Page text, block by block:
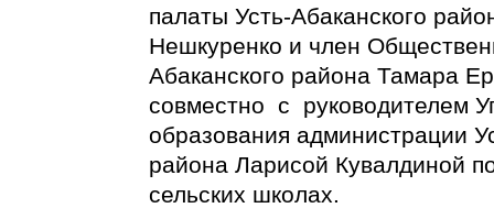
палаты Усть-Абаканского
Нешкуренко и член
Абаканского района Тамара
совместно с руководителем
образования администрации
района Ларисой Кувалдиной
сельских школах.